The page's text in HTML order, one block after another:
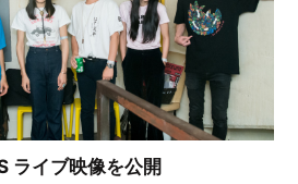
ライブ映像を公開